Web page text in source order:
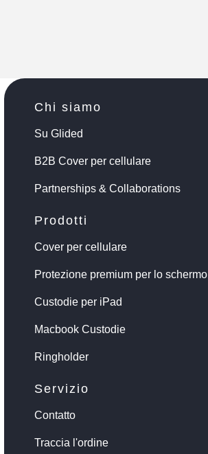
Chi siamo
Su Glided
B2B Cover per cellulare
Partnerships & Collaborations
Prodotti
Cover per cellulare
Protezione premium per lo schermo
Custodie per iPad
Macbook Custodie
Ringholder
Servizio
Contatto
Traccia l'ordine